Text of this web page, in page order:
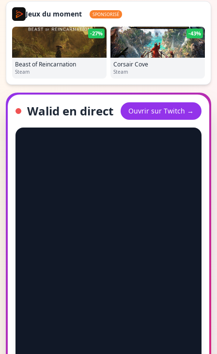
Jeux du moment SPONSORISÉ
-27%
Beast of Reincarnation
Steam
-43%
Corsair Cove
Steam
Walid en direct Ouvrir sur Twitch →